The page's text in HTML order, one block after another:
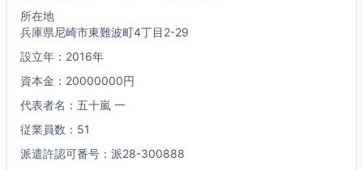
所在地
兵庫県尼崎市東難波町4丁目2-29
設立年：2016年
資本金：20000000円
代表者名：五十嵐 一
従業員数：51
派遣許認可番号：派28-300888